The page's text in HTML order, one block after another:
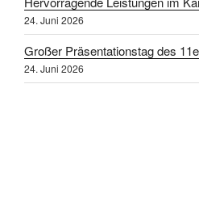
24. Juni 2026
Großer Präsentationstag des
24. Juni 2026